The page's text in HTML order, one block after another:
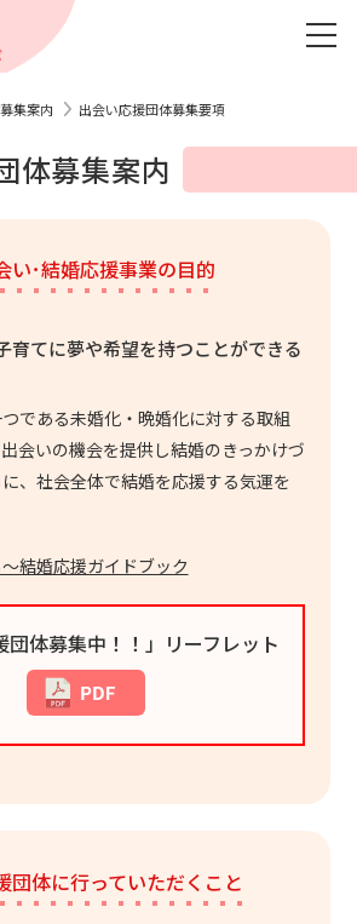
集案内 出会い応援団体募集要項
体募集案内
い･結婚応援事業の目的
育てに夢や希望を持つことができる
である未婚化・晩婚化に対する取組
会いの機会を提供し結婚のきっかけづ
、社会全体で結婚を応援する気運を
結婚応援ガイドブック
団体募集中！！」リーフレット
団体に行っていただくこと